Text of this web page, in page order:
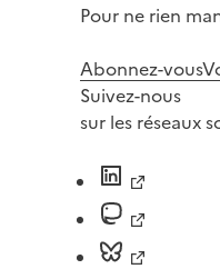
Pour ne rien
Abonnez-vous
Suivez-nous
sur les réseaux